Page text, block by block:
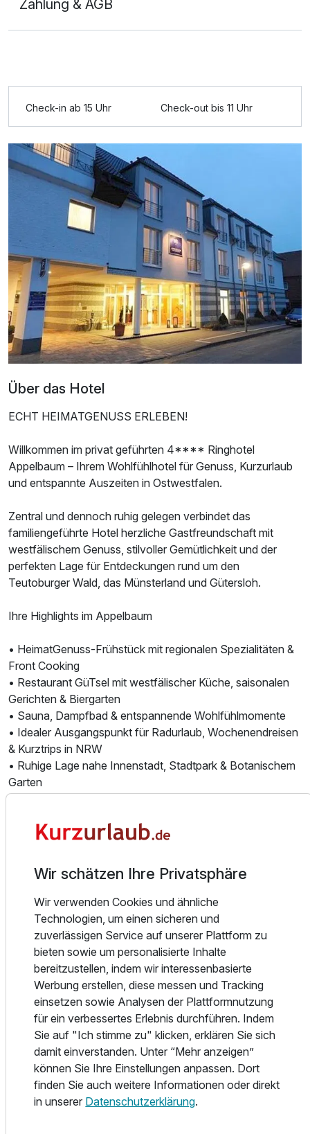
Für 2 Tage
Doppelzimmer Komfort Plus
2 Erwachsene und 2 Kinder
Zusatznächte
Für 2 Tage p.P. ab70,00 €
Zahlung & AGB
Check-in ab 15 Uhr Check-out bis 11 Uhr
Über das Hotel
ECHT HEIMATGENUSS ERLEBEN!
Willkommen im privat geführten 4**** Ringhotel
Appelbaum – Ihrem Wohlfühlhotel für Genuss, Kurzurlaub
und entspannte Auszeiten in Ostwestfalen.
Zentral und dennoch ruhig gelegen verbindet das
familiengeführte Hotel herzliche Gastfreundschaft mit
westfälischem Genuss, stilvoller Gemütlichkeit und der
perfekten Lage für Entdeckungen rund um den
Teutoburger Wald, das Münsterland und Gütersloh.
Ihre Highlights im Appelbaum
• HeimatGenuss-Frühstück mit regionalen Spezialitäten &
Front Cooking
• Restaurant GüTsel mit westfälischer Küche, saisonalen
Gerichten & Biergarten
• Sauna, Dampfbad & entspannende Wohlfühlmomente
• Idealer Ausgangspunkt für Radurlaub, Wochenendreisen
& Kurztrips in NRW
• Ruhige Lage nahe Innenstadt, Stadtpark & Botanischem
Garten
• Kostenfreies Highspeed-WLAN & Parkplätze direkt am
angenehme Atmosphäre zum Entspannen, Abschalten und
Wohlfühlen – ideal für Paare, Genießer, Radfahrer und
Geschäftsreisende, die Komfort und persönliche
Atmosphäre schätzen.
Besonders beliebt ist das reichhaltige Frühstück „rund um
den Apfel“ mit regionalen Produkten, vitalen Angeboten
und frischen Eierspeisen aus dem Front-Cooking-Bereich.
Am Abend genießen Sie westfälische Spezialitäten und
saisonale Küche im gemütlichen Restaurant GüTsel oder im
wunderschönen Biergarten.
Für entspannte Stunden sorgt der kleine Wellnessbereich
mit Sauna und Dampfbad. Zusätzlich können wohltuende
Massagen gebucht werden – perfekt für eine kleine
Wir schätzen Ihre Privatsphäre
Wir verwenden Cookies und ähnliche
Technologien, um einen sicheren und
zuverlässigen Service auf unserer Plattform zu
bieten sowie um personalisierte Inhalte
bereitzustellen, indem wir interessenbasierte
Werbung erstellen, diese messen und Tracking
einsetzen sowie Analysen der Plattformnutzung
für ein verbessertes Erlebnis durchführen. Indem
Sie auf "Ich stimme zu" klicken, erklären Sie sich
damit einverstanden. Unter “Mehr anzeigen”
können Sie Ihre Einstellungen anpassen. Dort
finden Sie auch weitere Informationen oder direkt
in unserer Datenschutzerklärung.